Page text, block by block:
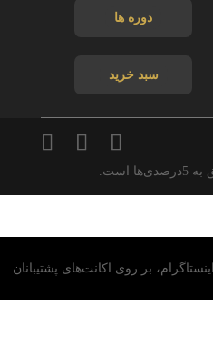
دوره ها
سبد خرید
است.
بر روی اکانت‌های پشتیبانان